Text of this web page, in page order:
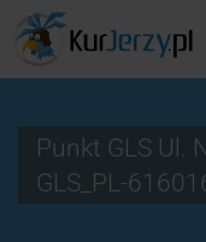
Punkt GLS Ul.
GLS_PL-